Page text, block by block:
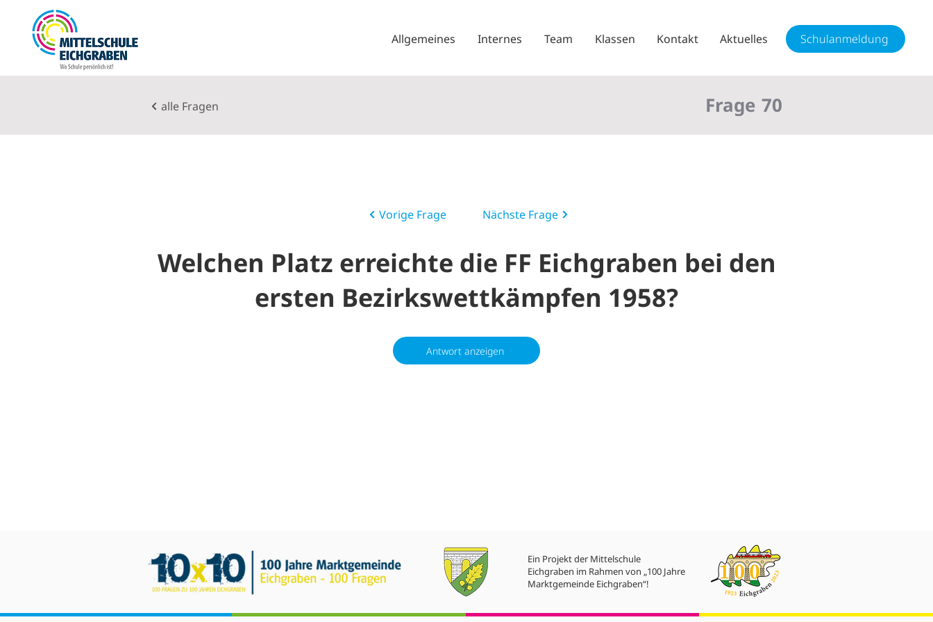
Allgemeines Internes Team Klassen Kontakt Aktuelles Schulanmeldung
alle Fragen Frage 70
Vorige Frage Nächste Frage
Welchen Platz erreichte die FF Eichgraben bei den
ersten Bezirkswettkämpfen 1958?
Antwort anzeigen
Ein Projekt der Mittelschule
Eichgraben im Rahmen von „100 Jahre
Marktgemeinde Eichgraben“!